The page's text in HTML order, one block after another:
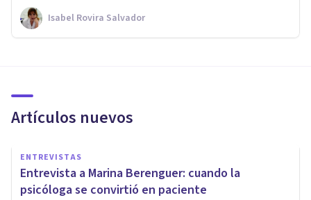
Isabel Rovira Salvador
Artículos nuevos
ENTREVISTAS
Entrevista a Marina Berenguer: cuando la
psicóloga se convirtió en paciente